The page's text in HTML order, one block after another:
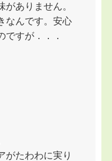
ありません。
なんです。安心
ですが．．．
がたわわに実り